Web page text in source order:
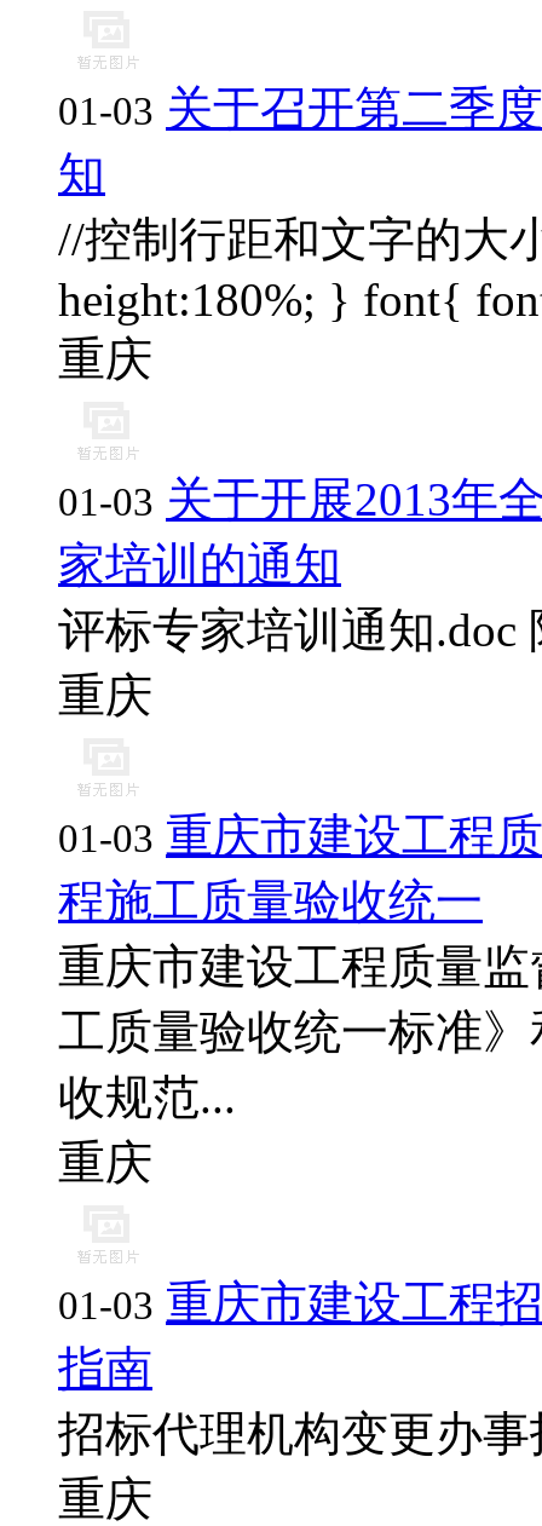
01-03 关于召开第二季
知
//控制行距和文字的大
height:180%; } font{
重庆
01-03 关于开展2013年
家培训的通知
评标专家培训通知.doc
重庆
01-03 重庆市建设工程
程施工质量验收统一
重庆市建设工程质量
工质量验收统一标准
收规范...
重庆
01-03 重庆市建设工程
指南
招标代理机构变更办事
重庆